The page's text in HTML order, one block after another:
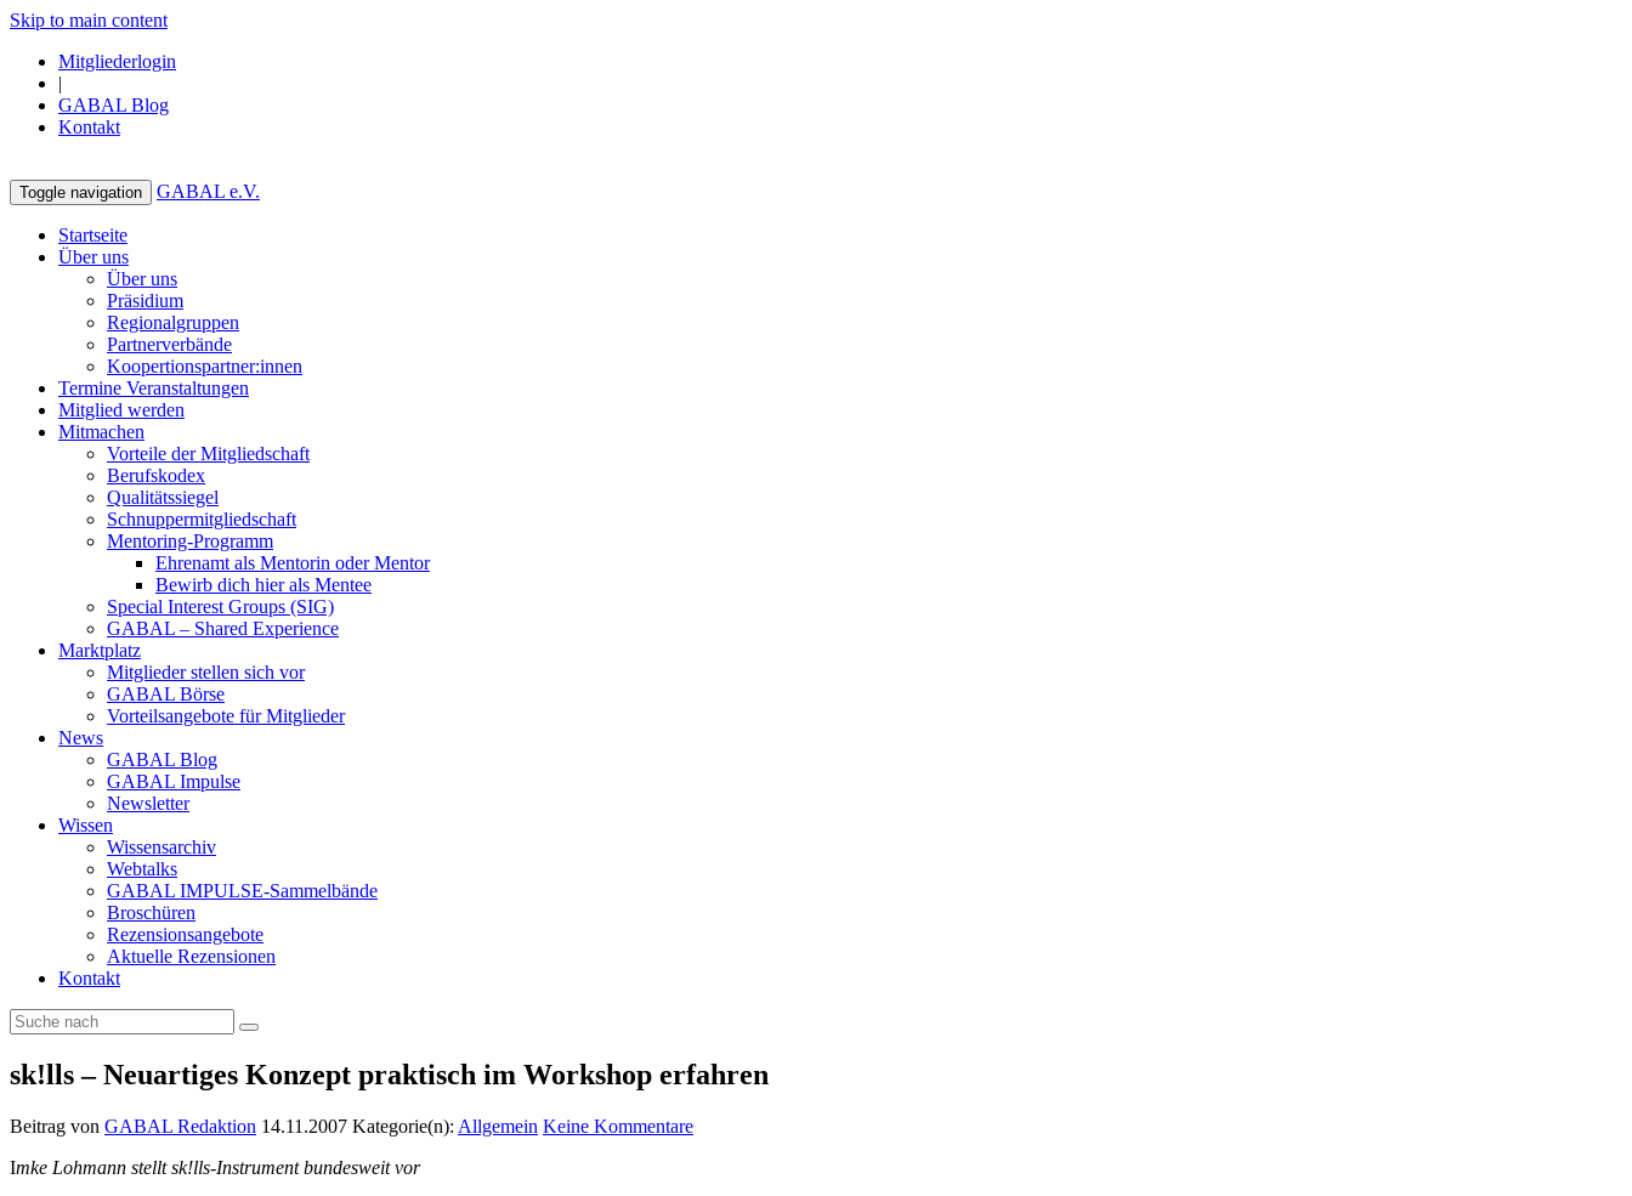
Skip to main content
Mitgliederlogin
|
GABAL Blog
Kontakt
Toggle navigation GABAL e.V.
Startseite
Über uns
Über uns
Präsidium
Regionalgruppen
Partnerverbände
Koopertionspartner:innen
Termine Veranstaltungen
Mitglied werden
Mitmachen
Vorteile der Mitgliedschaft
Berufskodex
Qualitätssiegel
Schnuppermitgliedschaft
Mentoring-Programm
Ehrenamt als Mentorin oder Mentor
Bewirb dich hier als Mentee
Special Interest Groups (SIG)
GABAL – Shared Experience
Marktplatz
Mitglieder stellen sich vor
GABAL Börse
Vorteilsangebote für Mitglieder
News
GABAL Blog
GABAL Impulse
Newsletter
Wissen
Wissensarchiv
Webtalks
GABAL IMPULSE-Sammelbände
Broschüren
Rezensionsangebote
Aktuelle Rezensionen
Kontakt
sk!lls – Neuartiges Konzept praktisch im Workshop erfahren
Beitrag von GABAL Redaktion 14.11.2007 Kategorie(n): Allgemein Keine Kommentare
Imke Lohmann stellt sk!lls-Instrument bundesweit vor